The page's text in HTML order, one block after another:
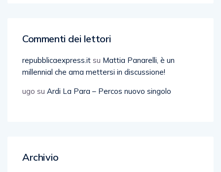
Commenti dei lettori
repubblicaexpress.it su Mattia Panarelli, è un
millennial che ama mettersi in discussione!
ugo su Ardi La Para – Percos nuovo singolo
Archivio